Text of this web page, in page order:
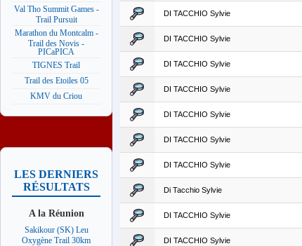
Val Tho Summit Games -
Trail Pursuit
Marathon du Montcalm -
Trail des Novis -
PICaPICA
TIGNES Trail
Trail des Etoiles 05
KMV du Criou
LES DERNIERS
RÉSULTATS
A la Réunion
Sakikour (SK) Leu
Oxygène Trail 30km
DI TACCHIO Sylvie
DI TACCHIO Sylvie
DI TACCHIO Sylvie
DI TACCHIO Sylvie
DI TACCHIO Sylvie
DI TACCHIO Sylvie
DI TACCHIO Sylvie
Di Tacchio Sylvie
DI TACCHIO Sylvie
DI TACCHIO Sylvie